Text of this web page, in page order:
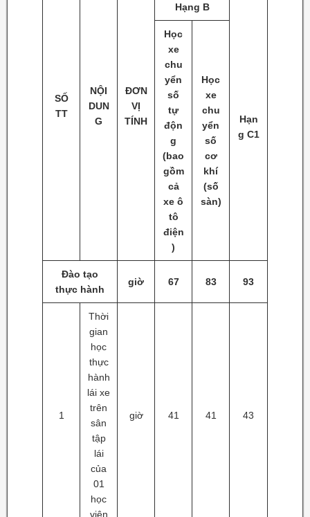
SỐ
TT
NỘI
DUN
G
ĐƠN
VỊ
TÍNH
Hạng B
Hạn
g C1
Học
xe
chu
yển
số
tự
độn
g
(bao
gồm
cả
xe ô
tô
điện
)
Học
xe
chu
yển
số
cơ
khí
(số
sàn)
Đào tạo
thực hành
giờ 67 83 93
1
Thời
gian
học
thực
hành
lái xe
trên
sân
tập
lái
của
01
học
viên
giờ 41 41 43